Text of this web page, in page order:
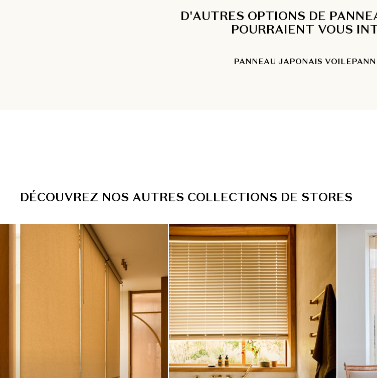
D'AUTRES OPTIONS DE
POURRAIENT VOUS
PANNEAU JAPONAIS VOILE
DÉCOUVREZ NOS AUTRES COLLECTIONS DE STORES